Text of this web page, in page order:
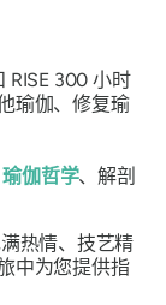
RISE 300 小时
瑜伽、修复瑜
瑜伽哲学、解剖
热情、技艺精
中为您提供指